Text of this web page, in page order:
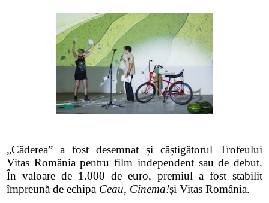
„Căderea” a fost desemnat și câștigătorul Trofeului
Vitas România pentru film independent sau de debut.
În valoare de 1.000 de euro, premiul a fost stabilit
împreună de echipa Ceau, Cinema!și Vitas România.